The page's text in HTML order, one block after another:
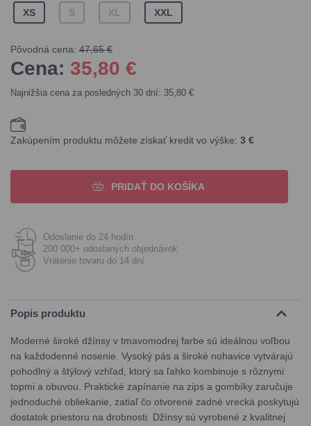
XS S XL XXL
Pôvodná cena: 47,65 €
Cena: 35,80 €
Najnižšia cena za posledných 30 dní: 35,80 €
Zakúpením produktu môžete získať kredit vo výške: 3 €
PRIDAŤ DO KOŠÍKA
Odoslanie do 24 hodín
200 000+ odoslaných objednávok
Vrátenie tovaru do 14 dní
Popis produktu
Moderné široké džínsy v tmavomodrej farbe sú ideálnou voľbou
na každodenné nosenie. Vysoký pás a široké nohavice vytvárajú
pohodlný a štýlový vzhľad, ktorý sa ľahko kombinuje s rôznymi
topmi a obuvou. Praktické zapínanie na zips a gombíky zaručuje
jednoduché obliekanie, zatiaľ čo otvorené zadné vrecká poskytujú
dostatok priestoru na drobnosti. Džínsy sú vyrobené z kvalitnej